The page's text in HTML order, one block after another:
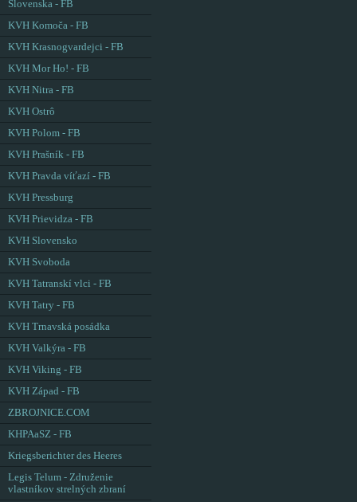
Slovenska - FB
KVH Komoča - FB
KVH Krasnogvardejci - FB
KVH Mor Ho! - FB
KVH Nitra - FB
KVH Ostrô
KVH Polom - FB
KVH Prašník - FB
KVH Pravda víťazí - FB
KVH Pressburg
KVH Prievidza - FB
KVH Slovensko
KVH Svoboda
KVH Tatranskí vlci - FB
KVH Tatry - FB
KVH Trnavská posádka
KVH Valkýra - FB
KVH Viking - FB
KVH Západ - FB
ZBROJNICE.COM
KHPAaSZ - FB
Kriegsberichter des Heeres
Legis Telum - Združenie
vlastníkov strelných zbraní